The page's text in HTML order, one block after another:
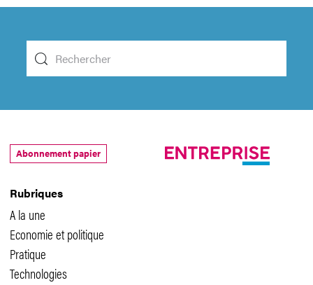
Rubriques
A la une
Economie et politique
Pratique
Technologies
Abonnement papier